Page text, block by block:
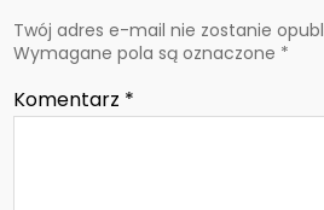
Twój adres e-mail nie zostanie
Wymagane pola są oznaczone *
Komentarz *